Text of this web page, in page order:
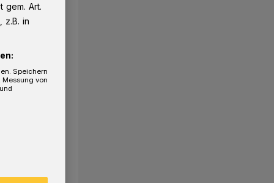
gem. Art.
z.B. in
Speichern
von